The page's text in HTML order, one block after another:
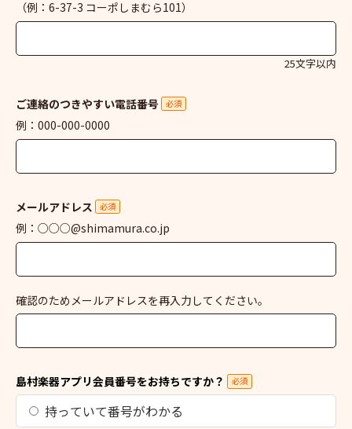
（例：6-37-3 コーポしまむら101）
25文字以内
ご連絡のつきやすい電話番号 必須
例：000-000-0000
メールアドレス 必須
例：○○○@shimamura.co.jp
確認のためメールアドレスを再入力してください。
島村楽器アプリ会員番号をお持ちですか？ 必須
持っていて番号がわかる